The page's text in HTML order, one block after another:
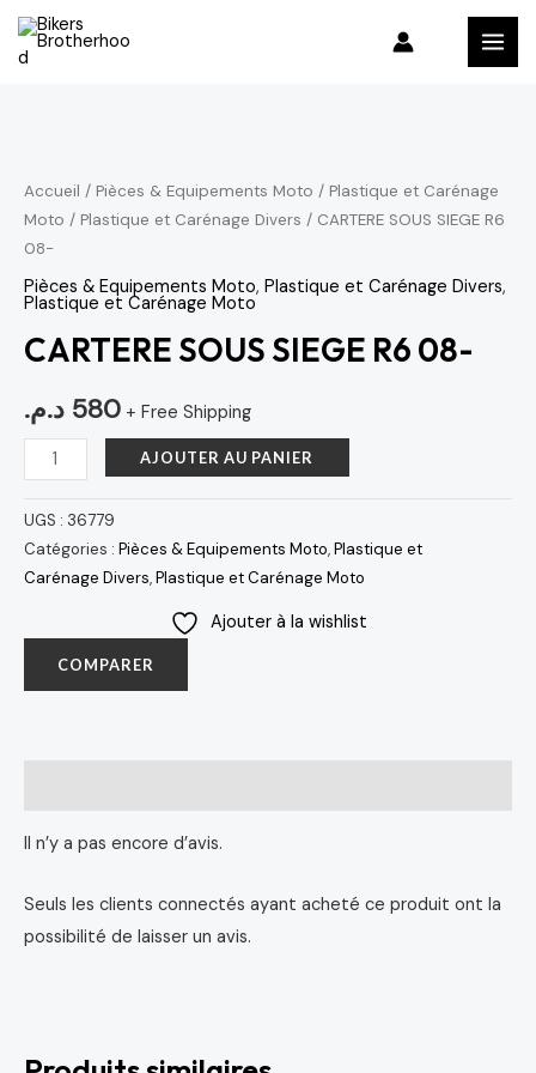
Aller
Accueil / Pièces & Equipements Moto / Plastique et Carénage
Moto / Plastique et Carénage Divers / CARTERE SOUS SIEGE R6
08-
Pièces & Equipements Moto, Plastique et Carénage Divers,
Plastique et Carénage Moto
CARTERE SOUS SIEGE R6 08-
580 د.م. + Free Shipping
CARTERE
SOUS
SIEGE
R6
AJOUTER AU PANIER
UGS : 36779
Catégories : Pièces & Equipements Moto,Plastique et
Carénage Divers,Plastique et Carénage Moto
Ajouter à la wishlist
COMPARER
Il n’y a pas encore d’avis.
Seuls les clients connectés ayant acheté ce produit ont la
possibilité de laisser un avis.